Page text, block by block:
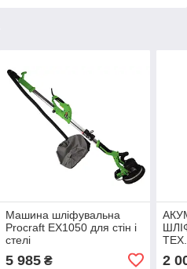
Машина шліфувальна
Procraft EX1050 для стін і
стелі
5 985₴ 2